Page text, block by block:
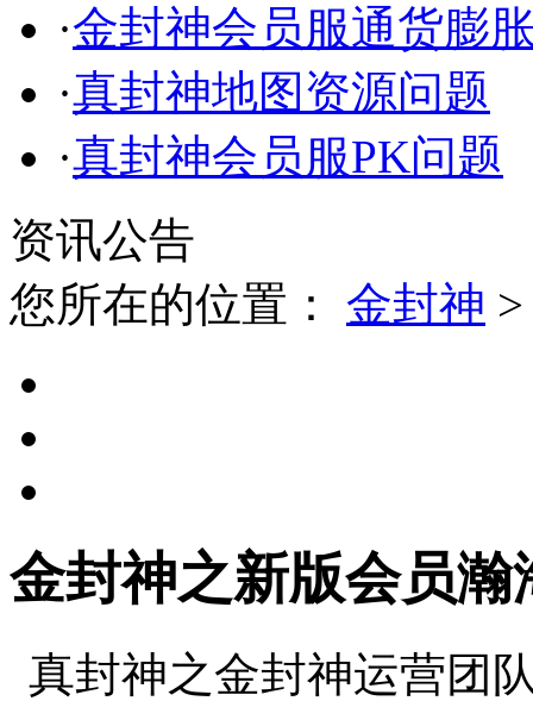
·金封神会员服通货膨
·真封神地图资源问题
·真封神会员服PK问题
资讯公告
您所在的位置： 金封神
金封神之新版会员瀚
真封神之金封神运营团